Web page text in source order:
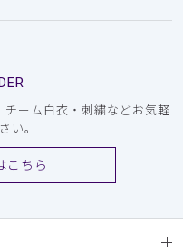
ーム白衣・刺繍などお気軽
い。
こちら